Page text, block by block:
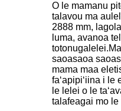
O le mamanu
talavou ma
2888 mm,
luma, avanoa
saoasaoa
mama maa
faʻapipiʻiina i le
le lelei o le
talafeagai mo le